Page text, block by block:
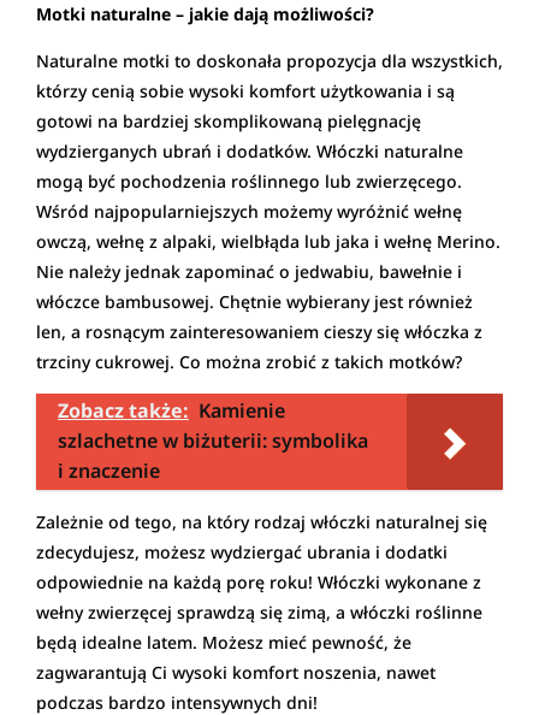
Motki naturalne – jakie dają możliwości?
Naturalne motki to doskonała propozycja dla wszystkich,
którzy cenią sobie wysoki komfort użytkowania i są
gotowi na bardziej skomplikowaną pielęgnację
wydzierganych ubrań i dodatków. Włóczki naturalne
mogą być pochodzenia roślinnego lub zwierzęcego.
Wśród najpopularniejszych możemy wyróżnić wełnę
owczą, wełnę z alpaki, wielbłąda lub jaka i wełnę Merino.
Nie należy jednak zapominać o jedwabiu, bawełnie i
włóczce bambusowej. Chętnie wybierany jest również
len, a rosnącym zainteresowaniem cieszy się włóczka z
trzciny cukrowej. Co można zrobić z takich motków?
Zobacz także: Kamienie
szlachetne w biżuterii: symbolika
i znaczenie
Zależnie od tego, na który rodzaj włóczki naturalnej się
zdecydujesz, możesz wydziergać ubrania i dodatki
odpowiednie na każdą porę roku! Włóczki wykonane z
wełny zwierzęcej sprawdzą się zimą, a włóczki roślinne
będą idealne latem. Możesz mieć pewność, że
zagwarantują Ci wysoki komfort noszenia, nawet
podczas bardzo intensywnych dni!